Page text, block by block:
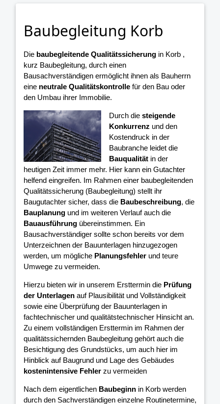
Baubegleitung Korb
Die baubegleitende Qualitätssicherung in Korb ,
kurz Baubegleitung, durch einen
Bausachverständigen ermöglicht ihnen als Bauherrn
eine neutrale Qualitätskontrolle für den Bau oder
den Umbau ihrer Immobilie.
Durch diesteigende
Konkurrenz und den
Kostendruck in der
Baubranche leidet die
Bauqualität in der
heutigen Zeit immer mehr. Hier kann ein Gutachter
helfend eingreifen. Im Rahmen einer baubegleitenden
Qualitätssicherung (Baubegleitung) stellt ihr
Baugutachter sicher, dass die Baubeschreibung, die
Bauplanung und im weiteren Verlauf auch die
Bauausführung übereinstimmen. Ein
Bausachverständiger sollte schon bereits vor dem
Unterzeichnen der Bauunterlagen hinzugezogen
werden, um mögliche Planungsfehler und teure
Umwege zu vermeiden.
Hierzu bieten wir in unserem Ersttermin die Prüfung
der Unterlagen auf Plausibilität und Vollständigkeit
sowie eine Überprüfung der Bauunterlagen in
fachtechnischer und qualitätstechnischer Hinsicht an.
Zu einem vollständigen Ersttermin im Rahmen der
qualitätssichernden Baubegleitung gehört auch die
Besichtigung des Grundstücks, um auch hier im
Hinblick auf Baugrund und Lage des Gebäudes
kostenintensive Fehler zu vermeiden
Nach dem eigentlichen Baubeginn in Korb werden
durch den Sachverständigen einzelne Routinetermine,